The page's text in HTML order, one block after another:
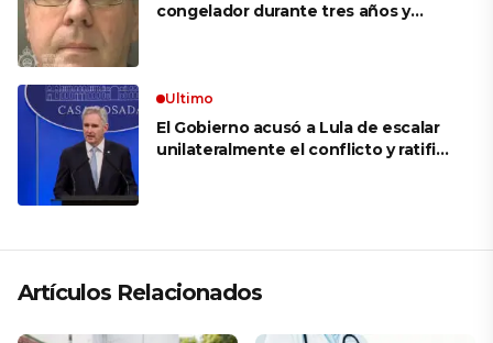
congelador durante tres años y
Ultimo
El Gobierno acusó a Lula de escalar
unilateralmente el conflicto y ratificó
Artículos Relacionados